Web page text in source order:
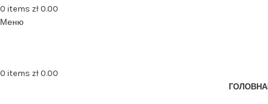
0 items zł0.00
Меню
0 items zł0.00
ГОЛОВНА